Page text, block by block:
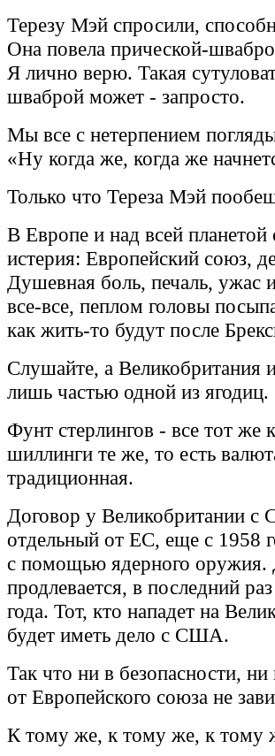
Терезу Мэй спросили,
Она повела прической-
Я лично верю. Такая
шваброй может - запросто.
Мы все с нетерпением
«Ну когда же, когда же
Только что Тереза Мэй
В Европе и над всей
истерия: Европейский союз,
Душевная боль, печаль, ужас
все-все, пеплом головы
как жить-то будут после
Слушайте, а Великобритания
лишь частью одной из ягодиц.
Фунт стерлингов - все тот же
шиллинги те же, то есть
традиционная.
Договор у Великобритании
отдельный от ЕС, еще с 1958
с помощью ядерного оружия.
продлевается, в последний
года. Тот, кто нападет на
будет иметь дело с США.
Так что ни в безопасности,
от Европейского союза не
К тому же, к тому же, к тому